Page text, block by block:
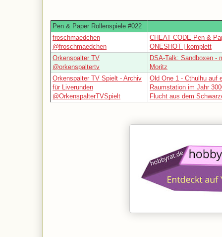
Pen & Paper Rollenspiele #022
froschmaedchen
@froschmaedchen
CHEAT CODE Pen &
ONESHOT | komplett
Orkenspalter TV
@orkenspaltertv
DSA-Talk: Sandboxen -
Moritz
Orkenspalter TV Spielt - Archiv
für Liverunden
@OrkenspalterTVSpielt
Old One 1 - Cthulhu auf
Raumstation im Jahr
Flucht aus dem